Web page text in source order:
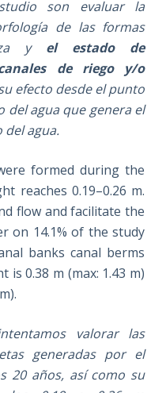
son evaluar la
de las formas
y el estado de
de riego y/o
efecto desde el punto
del agua que genera el
agua.
formed during the
reaches 0.19–0.26 m.
flow and facilitate the
on 14.1% of the study
banks canal berms
0.38 m (max: 1.43 m)
valorar las
generadas por el
20 años, así como su